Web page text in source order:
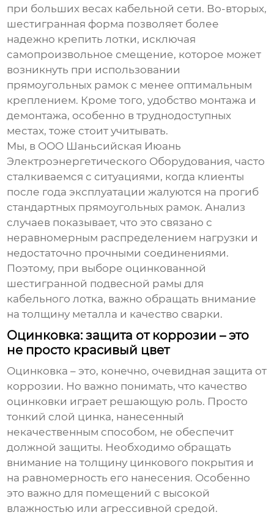
при больших весах кабельной сети. Во-вторых,
шестигранная форма позволяет более
надежно крепить лотки, исключая
самопроизвольное смещение, которое может
возникнуть при использовании
прямоугольных рамок с менее оптимальным
креплением. Кроме того, удобство монтажа и
демонтажа, особенно в труднодоступных
местах, тоже стоит учитывать.
Мы, в ООО Шаньсийская Июань
Электроэнергетического Оборудования, часто
сталкиваемся с ситуациями, когда клиенты
после года эксплуатации жалуются на прогиб
стандартных прямоугольных рамок. Анализ
случаев показывает, что это связано с
неравномерным распределением нагрузки и
недостаточно прочными соединениями.
Поэтому, при выборе оцинкованной
шестигранной подвесной рамы для
кабельного лотка, важно обращать внимание
на толщину металла и качество сварки.
Оцинковка: защита от коррозии – это
не просто красивый цвет
Оцинковка – это, конечно, очевидная защита от
коррозии. Но важно понимать, что качество
оцинковки играет решающую роль. Просто
тонкий слой цинка, нанесенный
некачественным способом, не обеспечит
должной защиты. Необходимо обращать
внимание на толщину цинкового покрытия и
на равномерность его нанесения. Особенно
это важно для помещений с высокой
влажностью или агрессивной средой.